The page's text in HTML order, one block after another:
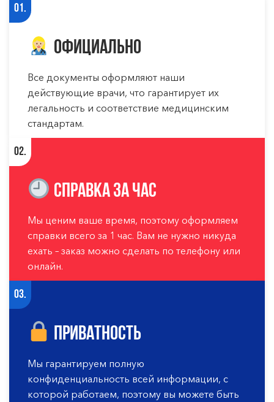
01.
Официально
Все документы оформляют наши
действующие врачи, что гарантирует их
легальность и соответствие медицинским
стандартам.
02.
Справка за час
Мы ценим ваше время, поэтому оформляем
справки всего за 1 час. Вам не нужно никуда
ехать – заказ можно сделать по телефону или
онлайн.
03.
Приватность
Мы гарантируем полную
конфиденциальность всей информации, с
которой работаем, поэтому вы можете быть